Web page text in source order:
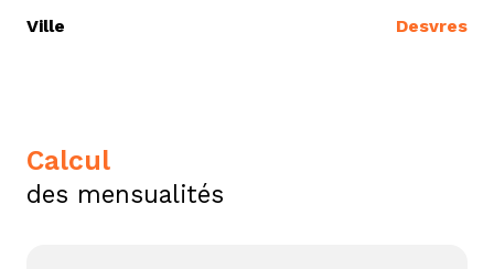
Ville Desvres
calcul
des mensualités